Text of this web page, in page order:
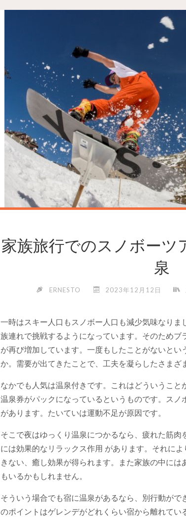
家族旅行でのスノボーツ
泉
ERNESTO 2023年12月12日
一時はスキー人口もスノボー人口も減少気味なり
族連れで挑戦するようになっています。 そのためブ
が再び増加しています。一度もしたことがないとい
か。需要が出てきたことで、工夫を凝らしたさまざ
なかでも人気は温泉付きです。これはどういうこと
温泉券がパックになっているというものです。スノ
があります。たいていは運動不足が原因です。
そこで夜はゆっくり温泉につかるなら、疲れた筋
には効果的なリラックス作用 があります。それに
きない、癒し効果が得られます。また家族の中には
もいるかもしれません。
そういう場合でも宿に温泉があるなら、別行動が
のポイントはゲレンデがどれくらい宿から離れてい